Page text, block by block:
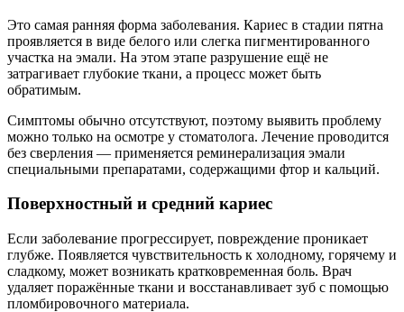
Это самая ранняя форма заболевания. Кариес в стадии пятна
проявляется в виде белого или слегка пигментированного
участка на эмали. На этом этапе разрушение ещё не
затрагивает глубокие ткани, а процесс может быть
обратимым.
Симптомы обычно отсутствуют, поэтому выявить проблему
можно только на осмотре у стоматолога. Лечение проводится
без сверления — применяется реминерализация эмали
специальными препаратами, содержащими фтор и кальций.
Поверхностный и средний кариес
Если заболевание прогрессирует, повреждение проникает
глубже. Появляется чувствительность к холодному, горячему и
сладкому, может возникать кратковременная боль. Врач
удаляет поражённые ткани и восстанавливает зуб с помощью
пломбировочного материала.